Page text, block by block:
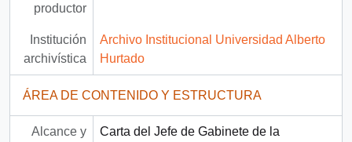
productor
Institución
archivística
Archivo Institucional Universidad Alberto
Hurtado
ÁREA DE CONTENIDO Y ESTRUCTURA
Alcance y
Carta del Jefe de Gabinete de la